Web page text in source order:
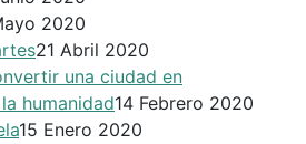
2020
21 Abril 2020
una ciudad en
humanidad14 Febrero 2020
15 Enero 2020